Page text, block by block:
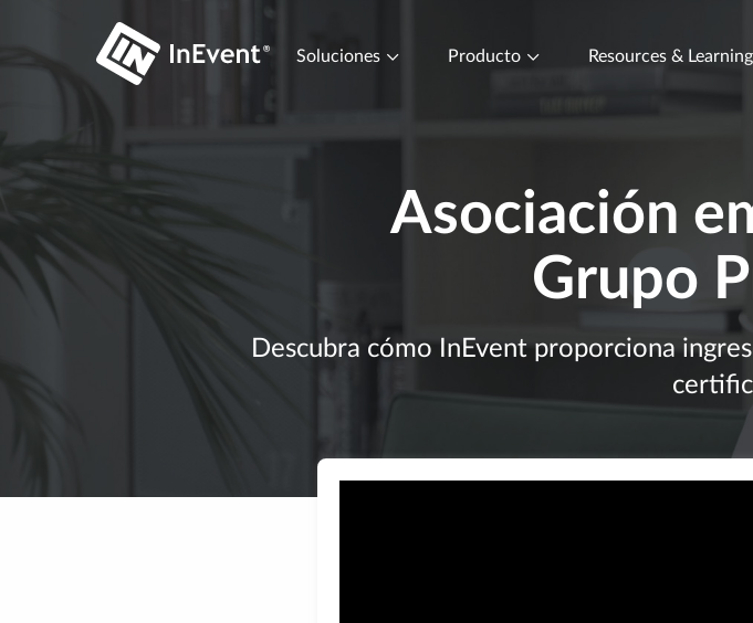
Soluciones Producto Resources & Learning
Asociación
Grupo
Descubra cómo InEvent proporciona